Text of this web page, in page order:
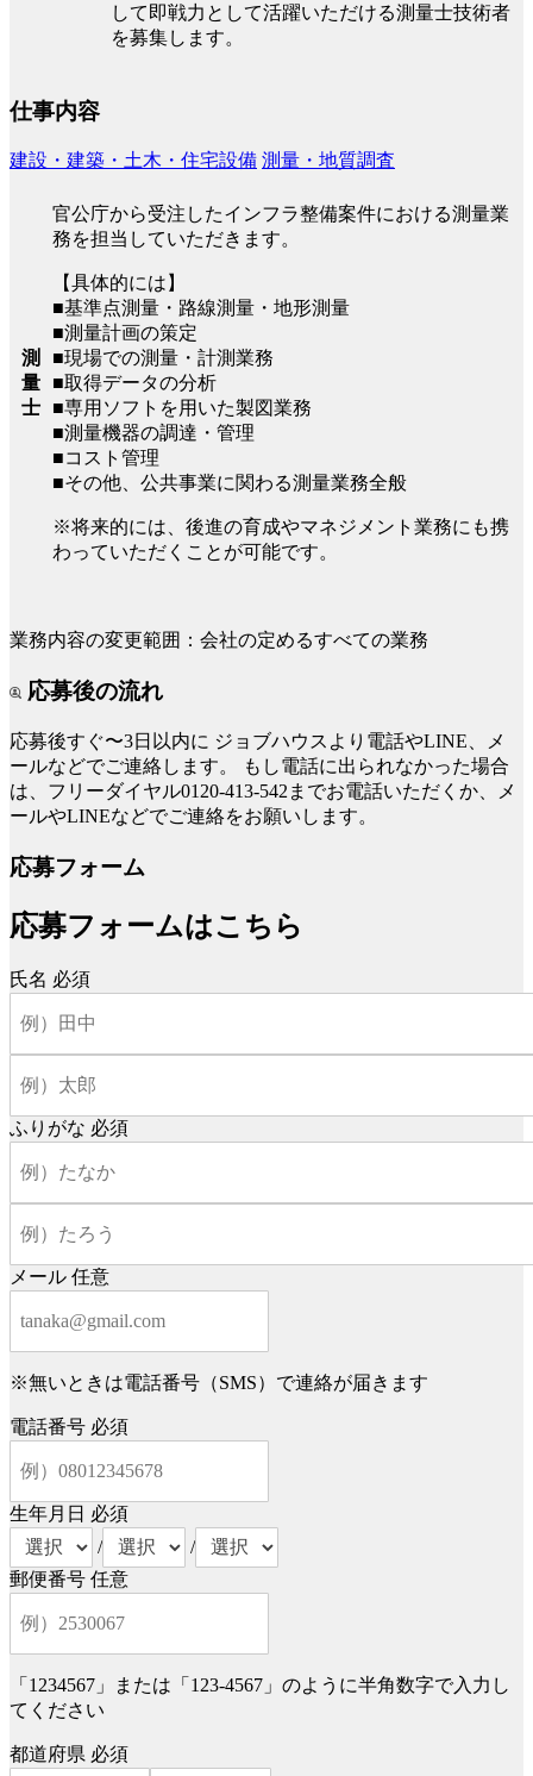
して即戦力として活躍いただける測量士技術者
を募集します。
仕事内容
建設・建築・土木・住宅設備 測量・地質調査
測
量
士
官公庁から受注したインフラ整備案件における測量業
務を担当していただきます。
【具体的には】
■基準点測量・路線測量・地形測量
■測量計画の策定
■現場での測量・計測業務
■取得データの分析
■専用ソフトを用いた製図業務
■測量機器の調達・管理
■コスト管理
■その他、公共事業に関わる測量業務全般
※将来的には、後進の育成やマネジメント業務にも携
わっていただくことが可能です。
業務内容の変更範囲：会社の定めるすべての業務
応募後の流れ
応募後すぐ〜3日以内に ジョブハウスより電話やLINE、メ
ールなどでご連絡します。
もし電話に出られなかった場合
は、フリーダイヤル0120-413-542までお電話いただくか、メ
ールやLINEなどでご連絡をお願いします。
応募フォーム
応募フォームはこちら
氏名 必須
ふりがな 必須
メール 任意
※無いときは電話番号（SMS）で連絡が届きます
電話番号 必須
生年月日 必須
/
/
郵便番号 任意
「1234567」または「123-4567」のように半角数字で入力し
てください
都道府県 必須